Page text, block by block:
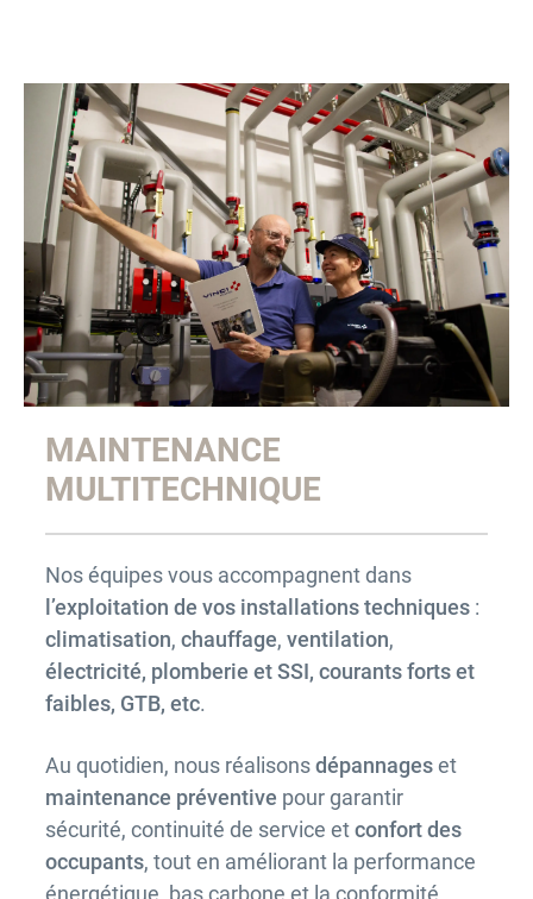
MAINTENANCE
MULTITECHNIQUE
Nos équipes vous accompagnent dans
l’exploitation de vos installations techniques :
climatisation, chauffage, ventilation,
électricité, plomberie et SSI, courants forts et
faibles, GTB, etc.
Au quotidien, nous réalisonsdépannageset
maintenance préventive pour garantir
sécurité, continuité de service etconfort des
occupants, tout en améliorant la performance
énergétique, bas carbone et la conformité